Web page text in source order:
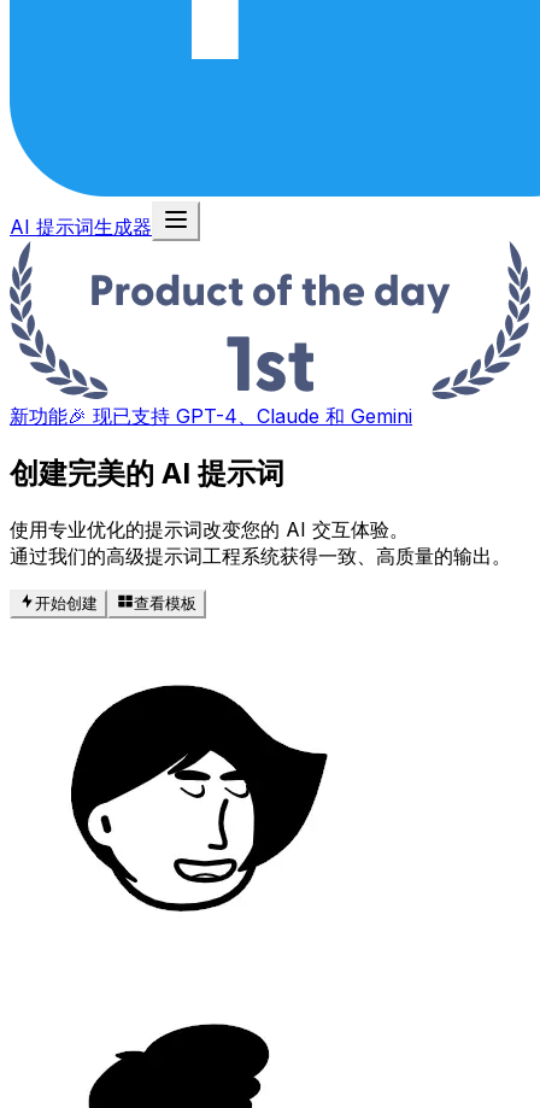
AI 提示词生成器
新功能🎉 现已支持 GPT-4、Claude 和 Gemini
创建完美的 AI 提示词
使用专业优化的提示词改变您的 AI 交互体验。
通过我们的高级提示词工程系统获得一致、高质量的输出。
开始创建 查看模板